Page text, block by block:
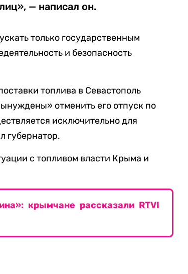
— написал он.
только государственным
и безопасность
топлива в Севастополь
отменить его отпуск по
исключительно для
губернатор.
с топливом власти Крыма и
крымчане рассказали RTVI